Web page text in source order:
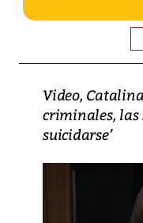
Video,
criminales, las
suicidarse’